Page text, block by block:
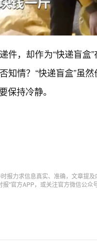
件，却作为“快递盲
知情？“快递盲盒”虽
保持冷静。
报力求信息真实、准确，文章提
报"官方APP，或关注官方微信公